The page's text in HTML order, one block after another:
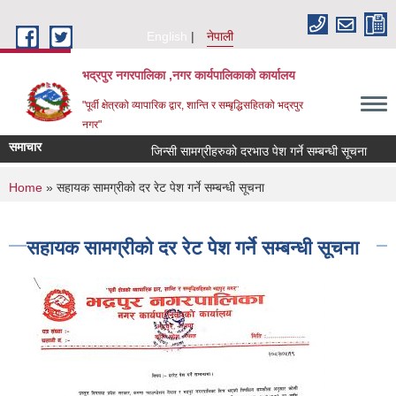
English
नेपाली
भद्रपुर नगरपालिका ,नगर कार्यपालिकाको कार्यालय
"पूर्वी क्षेत्रको व्यापारिक द्वार, शान्ति र सम्बृद्धिसहितको भद्रपुर
नगर"
समाचार जिन्सी सामग्रीहरुको दरभाउ पेश गर्ने सम्बन्धी सूचना
You are here
Home » सहायक सामग्रीको दर रेट पेश गर्ने सम्बन्धी सूचना
सहायक सामग्रीको दर रेट पेश गर्ने सम्बन्धी सूचना